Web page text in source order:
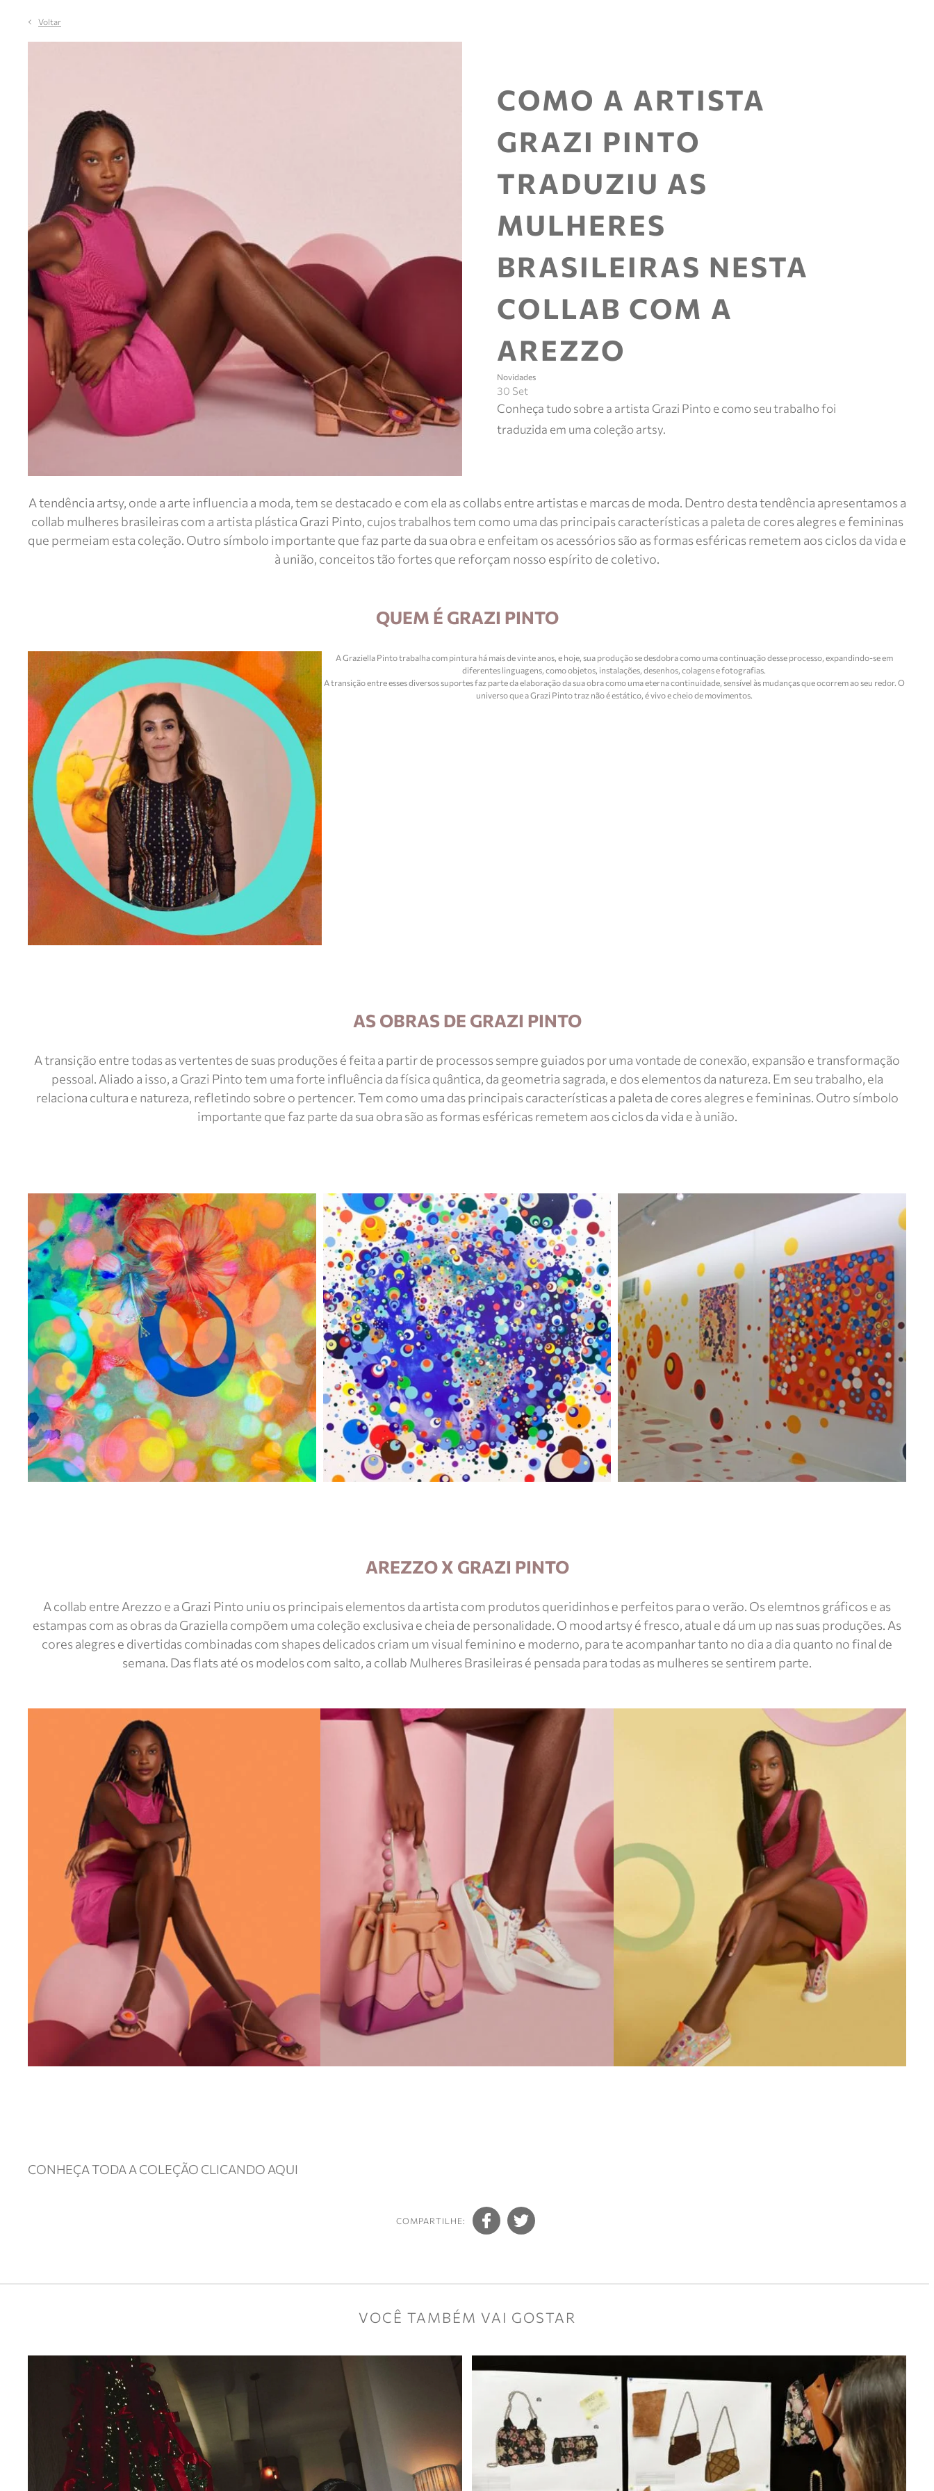
Voltar
COMO A ARTISTA
GRAZI PINTO
TRADUZIU AS
MULHERES
BRASILEIRAS NESTA
COLLAB COM A
AREZZO
Novidades
30 Set
Conheça tudo sobre a artista Grazi Pinto e como seu trabalho foi
traduzida em uma coleção artsy.
A tendência artsy, onde a arte influencia a moda, tem se destacado e com ela as collabs entre artistas e marcas de moda. Dentro desta tendência apresentamos a
collab mulheres brasileiras com a artista plástica Grazi Pinto, cujos trabalhos tem como uma das principais características a paleta de cores alegres e femininas
que permeiam esta coleção. Outro símbolo importante que faz parte da sua obra e enfeitam os acessórios são as formas esféricas remetem aos ciclos da vida e
à união, conceitos tão fortes que reforçam nosso espírito de coletivo.
QUEM É GRAZI PINTO
A Graziella Pinto trabalha com pintura há mais de vinte anos, e hoje, sua produção se desdobra como uma continuação desse processo, expandindo-se em
diferentes linguagens, como objetos, instalações, desenhos, colagens e fotografias.
A transição entre esses diversos suportes faz parte da elaboração da sua obra como uma eterna continuidade, sensível às mudanças que ocorrem ao seu redor. O
universo que a Grazi Pinto traz não é estático, é vivo e cheio de movimentos.
AS OBRAS DE GRAZI PINTO
A transição entre todas as vertentes de suas produções é feita a partir de processos sempre guiados por uma vontade de conexão, expansão e transformação
pessoal. Aliado a isso, a Grazi Pinto tem uma forte influência da física quântica, da geometria sagrada, e dos elementos da natureza. Em seu trabalho, ela
relaciona cultura e natureza, refletindo sobre o pertencer. Tem como uma das principais características a paleta de cores alegres e femininas. Outro símbolo
importante que faz parte da sua obra são as formas esféricas remetem aos ciclos da vida e à união.
AREZZO X GRAZI PINTO
A collab entre Arezzo e a Grazi Pinto uniu os principais elementos da artista com produtos queridinhos e perfeitos para o verão. Os elemtnos gráficos e as
estampas com as obras da Graziella compõem uma coleção exclusiva e cheia de personalidade. O mood artsy é fresco, atual e dá um up nas suas produções. As
cores alegres e divertidas combinadas com shapes delicados criam um visual feminino e moderno, para te acompanhar tanto no dia a dia quanto no final de
semana. Das flats até os modelos com salto, a collab Mulheres Brasileiras é pensada para todas as mulheres se sentirem parte.
CONHEÇA TODA A COLEÇÃO CLICANDO AQUI
COMPARTILHE:
VOCÊ TAMBÉM VAI GOSTAR